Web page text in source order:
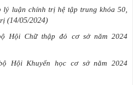
lý luận chính trị hệ tập trung khóa 50,
(14/05/2024)
Hội Chữ thập đỏ cơ sở năm 2024
Hội Khuyến học cơ sở năm 2024